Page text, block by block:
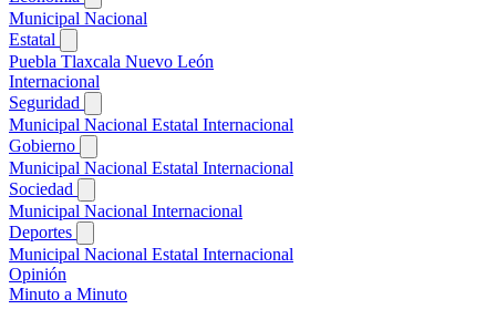
Municipal Nacional
Estatal
Puebla Tlaxcala Nuevo León
Internacional
Seguridad
Municipal Nacional Estatal Internacional
Gobierno
Municipal Nacional Estatal Internacional
Sociedad
Municipal Nacional Internacional
Deportes
Municipal Nacional Estatal Internacional
Opinión
Minuto a Minuto